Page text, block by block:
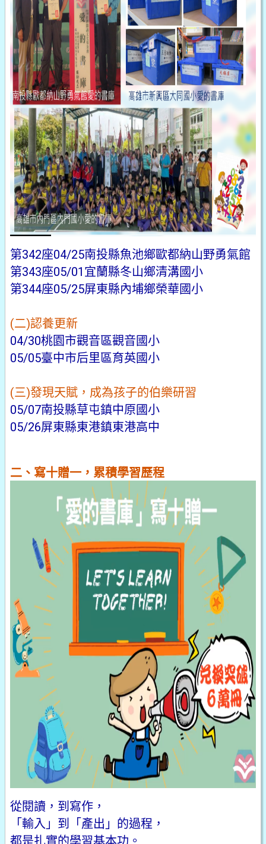
第342座04/25南投縣魚池鄉歐都納山野勇氣館
第343座05/01宜蘭縣冬山鄉清溝國小
第344座05/25屏東縣內埔鄉榮華國小
(二)認養更新
04/30桃園市觀音區觀音國小
05/05臺中市后里區育英國小
(三)發現天賦，成為孩子的伯樂研習
05/07南投縣草屯鎮中原國小
05/26屏東縣東港鎮東港高中
二、寫十贈一，累積學習歷程
從閱讀，到寫作，
「輸入」到「產出」的過程，
都是扎實的學習基本功。